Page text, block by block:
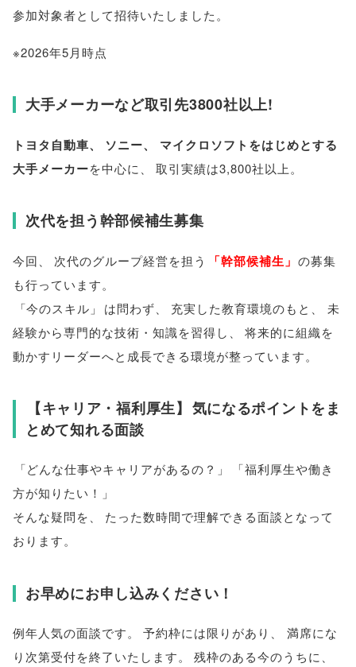
参加対象者として招待いたしました 。
※2026年5月時点
大手メーカーなど取引先3800社以上!
トヨタ自動車、 ソニー、
マイクロソフトをはじめとする
大手メーカーを中心に 取引実績は3,800社以上 。
次代を担う幹部候補生募集
今回 次代のグループ経営を担う 「幹部候補生 」 の募集
も行っています。
「今のスキル 」 は問わず 充実した教育環境のもと
未
経験から専門的な技術・知識を習得し
将来的に組織を
動かすリーダーへと成長できる環境が整っています。
【キャリア・福利厚生】 気になるポイントをま
とめて知れる面談
「どんな仕事やキャリアがあるの？ 」 「福利厚生や働き
方が知りたい！ 」
そんな疑問を、
たった数時間で理解できる面談となって
おります。
お早めにお申し込みください！
例年人気の面談です。 予約枠には限りがあり 、
満席にな
り次第受付を終了いたします。 残枠のある今のうちに、